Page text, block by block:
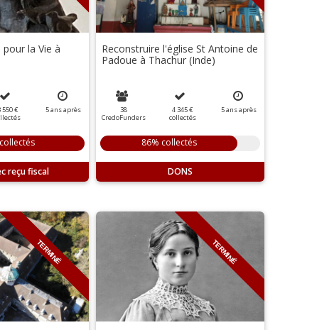
la Vie à
550 €
5ansaprès
Reconstruire l'église St Antoine de
Padoue à Thachur (Inde)
38
CredoFunders
4 345 €
collectés
5ansaprès
86% collectés
DONS
TERMINÉ TERMINÉ